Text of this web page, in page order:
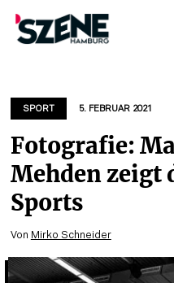
springen
SPORT 5. FEBRUAR 2021
Fotografie:
Mehden zeigt
Sports
Von Mirko Schneider